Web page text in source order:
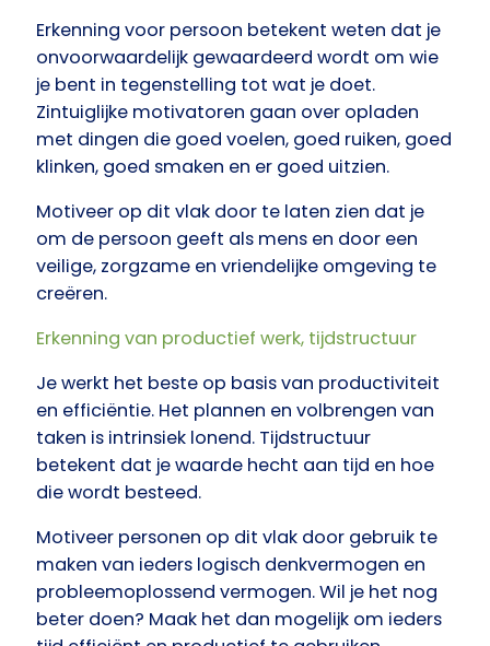
Erkenning voor persoon betekent weten dat je
onvoorwaardelijk gewaardeerd wordt om wie
je bent in tegenstelling tot wat je doet.
Zintuiglijke motivatoren gaan over opladen
met dingen die goed voelen, goed ruiken, goed
klinken, goed smaken en er goed uitzien.
Motiveer op dit vlak door te laten zien dat je
om de persoon geeft als mens en door een
veilige, zorgzame en vriendelijke omgeving te
creëren.
Erkenning van productief werk, tijdstructuur
Je werkt het beste op basis van productiviteit
en efficiëntie. Het plannen en volbrengen van
taken is intrinsiek lonend. Tijdstructuur
betekent dat je waarde hecht aan tijd en hoe
die wordt besteed.
Motiveer personen op dit vlak door gebruik te
maken van ieders logisch denkvermogen en
probleemoplossend vermogen. Wil je het nog
beter doen? Maak het dan mogelijk om ieders